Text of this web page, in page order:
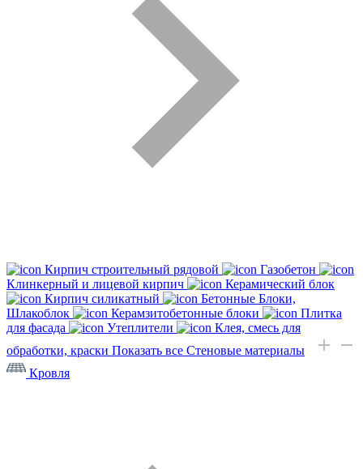
Кирпич строительный рядовой
Газобетон
Клинкерный и лицевой кирпич
Керамический блок
Кирпич силикатный
Бетонные Блоки,
Шлакоблок
Керамзитобетонные блоки
Плитка
для фасада
Утеплители
Клея, смесь для
обработки, краски Показать все Стеновые материалы
Кровля